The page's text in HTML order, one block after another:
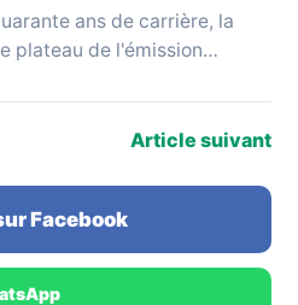
ans de carrière, la
plateau de l'émission
Article suivant
Facebook